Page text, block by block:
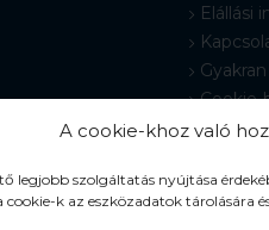
A cookie-khoz való
legjobb szolgáltatás nyújtása
cookie-k az eszközadatok tárolására
Elállási
Cookie-